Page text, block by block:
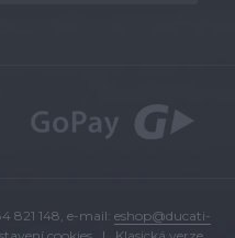
821 148, e-mail: eshop@ducati-